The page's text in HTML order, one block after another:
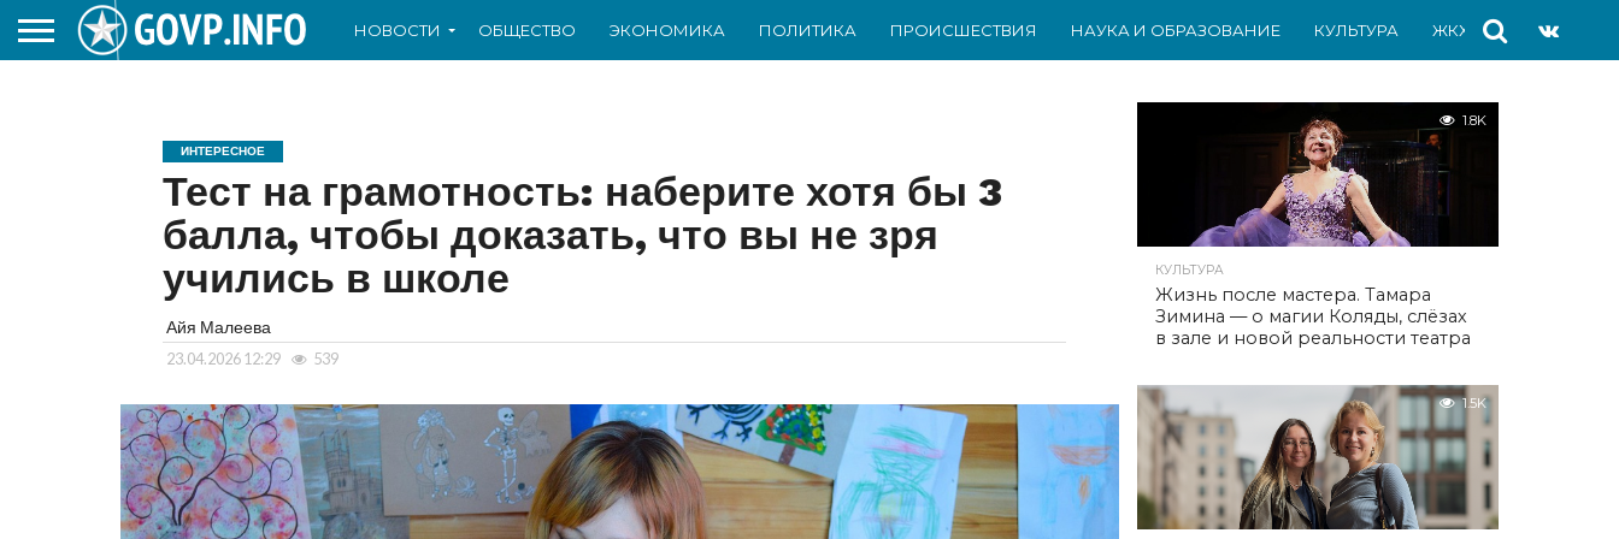
НОВОСТИ ОБЩЕСТВО ЭКОНОМИКА ПОЛИТИКА ПРОИСШЕСТВИЯ НАУКА И ОБРАЗОВАНИЕ КУЛЬТУРА ЖКХ СПОРТ
ИНТЕРЕСНОЕ
Тест на грамотность: наберите хотя бы 3
балла, чтобы доказать, что вы не зря
учились в школе
Айя Малеева
23.04.2026 12:29 539
1.8K
КУЛЬТУРА
Жизнь после мастера. Тамара
Зимина — о магии Коляды, слёзах
в зале и новой реальности театра
1.5K